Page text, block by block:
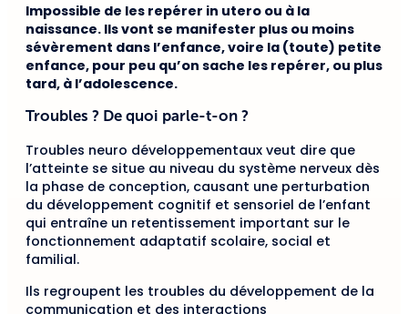
Impossible de les repérer in utero ou à la
naissance. Ils vont se manifester plus ou moins
sévèrement dans l’enfance, voire la (toute) petite
enfance, pour peu qu’on sache les repérer, ou plus
tard, à l’adolescence.
Troubles ? De quoi parle-t-on ?
Troubles neuro développementaux veut dire que
l’atteinte se situe au niveau du système nerveux dès
la phase de conception, causant une perturbation
du développement cognitif et sensoriel de l’enfant
qui entraîne un retentissement important sur le
fonctionnement adaptatif scolaire, social et
familial.
Ils regroupent les troubles du développement de la
communication et des interactions